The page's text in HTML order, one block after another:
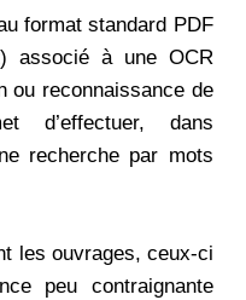
format standard PDF
associé à une OCR
ou reconnaissance de
d’effectuer, dans
recherche par mots
les ouvrages, ceux-ci
peu contraignante